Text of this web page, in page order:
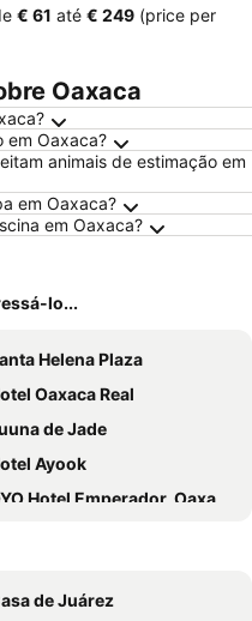
‎€ 61 até ‎€ 249 (price per
Oaxaca
em Oaxaca?
animais de estimação em
em Oaxaca?
em Oaxaca?
lo...
Helena Plaza
Oaxaca Real
de Jade
Ayook
Hotel Emperador, Oaxaca
O Hotel Patio Pombo
de Juárez